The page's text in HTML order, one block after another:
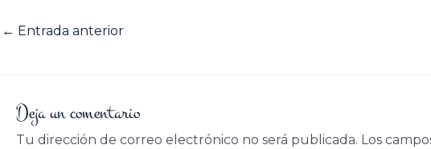
← Entrada anterior
Deja un comentario
Tu dirección de correo electrónico no será publicada. Los